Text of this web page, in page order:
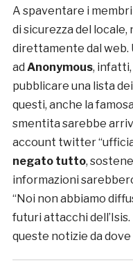
A spaventare i
di sicurezza del
direttamente dal web.
ad Anonymous,
pubblicare una lista
questi, anche la
smentita sarebbe
account twitter
negato tutto,
informazioni
“Noi non abbiamo
futuri attacchi
queste notizie da dove